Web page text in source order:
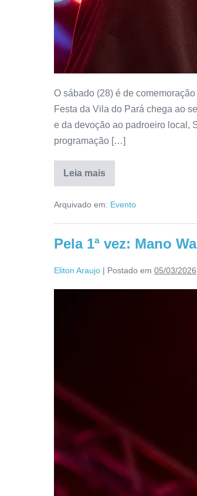
O sábado (28) é de
Festa da Vila do Pará chega ao
e da devoção ao padroeiro local,
programação […]
Leia mais
Arquivado em: Evento
Pela 1ª vez: Mano
Eliton Araujo | Postado em 05/03/2026